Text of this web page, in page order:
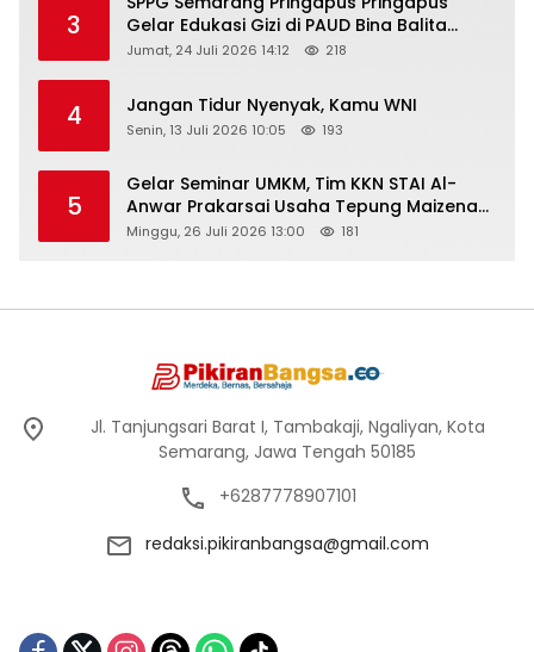
3
Gelar Edukasi Gizi di PAUD Bina Balita
Peringati Hari Anak Nasional 2026
Jumat, 24 Juli 2026 14:12 218
4 Jangan Tidur Nyenyak, Kamu WNI
Senin, 13 Juli 2026 10:05 193
5
Gelar Seminar UMKM, Tim KKN STAI Al-
Anwar Prakarsai Usaha Tepung Maizena
di Logung
Minggu, 26 Juli 2026 13:00 181
Jl. Tanjungsari Barat I, Tambakaji, Ngaliyan, Kota
Semarang, Jawa Tengah 50185
+6287778907101
redaksi.pikiranbangsa@gmail.com